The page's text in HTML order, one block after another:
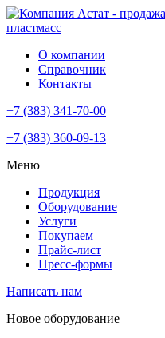
О компании
Справочник
Контакты
+7 (383) 341-70-00
+7 (383) 360-09-13
Меню
Продукция
Оборудование
Услуги
Покупаем
Прайс-лист
Пресс-формы
Написать нам
Новое оборудование